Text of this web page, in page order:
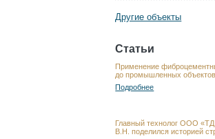
Другие объекты
Статьи
Применение
до промышленных объектов
Подробнее
Главный технолог ООО
В.Н. поделился историей